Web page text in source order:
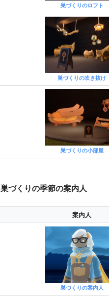
巣づくりのロフト
巣づくりの吹き抜け
巣づくりの小部屋
巣づくりの季節の案内人
案内人
巣づくりの案内人